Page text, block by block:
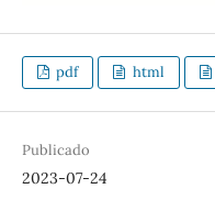
pdf html
Publicado
2023-07-24